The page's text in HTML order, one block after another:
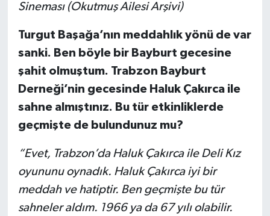
Sineması (Okutmuş Ailesi Arşivi)
Turgut Başağa’nın meddahlık yönü de var
sanki. Ben böyle bir Bayburt gecesine
şahit olmuştum. Trabzon Bayburt
Derneği’nin gecesinde Haluk Çakırca ile
sahne almıştınız. Bu tür etkinliklerde
geçmişte de bulundunuz mu?
“Evet, Trabzon’da Haluk Çakırca ile Deli Kız
oyununu oynadık. Haluk Çakırca iyi bir
meddah ve hatiptir. Ben geçmişte bu tür
sahneler aldım. 1966 ya da 67 yılı olabilir.